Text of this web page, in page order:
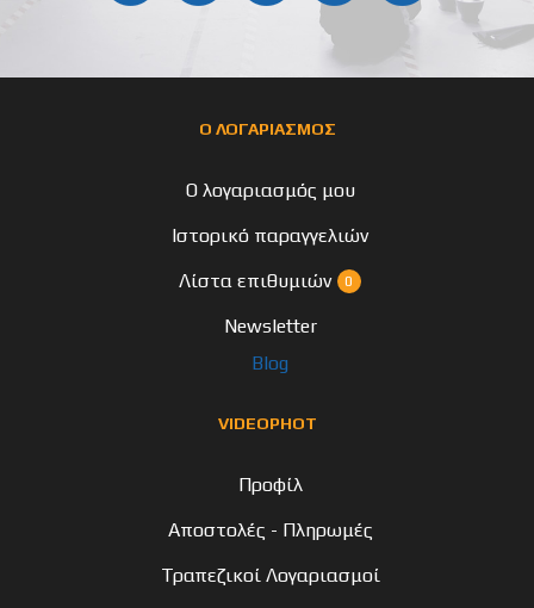
Ο ΛΟΓΑΡΙΑΣΜΟΣ
Ο λογαριασμός μου
Ιστορικό παραγγελιών
Λίστα επιθυμιών
0
Newsletter
Blog
VIDEOPHOT
Προφίλ
Αποστολές - Πληρωμές
Τραπεζικοί Λογαριασμοί